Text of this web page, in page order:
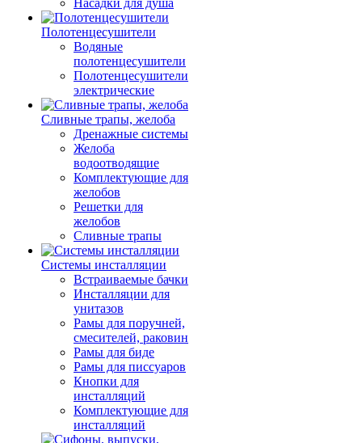
Насадки для душа
Полотенцесушители
Водяные
полотенцесушители
Полотенцесушители
электрические
Сливные трапы, желоба
Дренажные системы
Желоба
водоотводящие
Комплектующие для
желобов
Решетки для
желобов
Сливные трапы
Системы инсталляции
Встраиваемые бачки
Инсталляции для
унитазов
Рамы для поручней,
смесителей, раковин
Рамы для биде
Рамы для писсуаров
Кнопки для
инсталляций
Комплектующие для
инсталляций